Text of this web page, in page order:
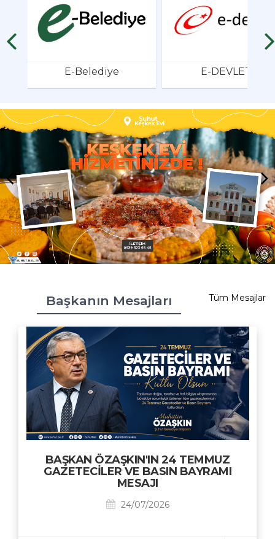
E-Belediye E-DEVLET
Başkanın Mesajları Tüm Mesajlar
BAŞKAN ÖZAŞKIN'IN 24 TEMMUZ
GAZETECİLER VE BASIN BAYRAMI
MESAJI
24/07/2026